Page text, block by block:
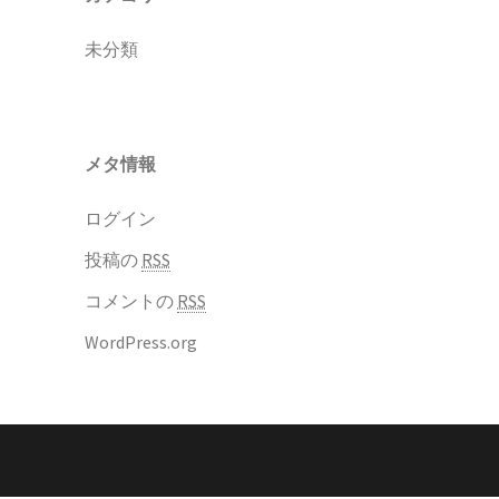
未分類
メタ情報
ログイン
投稿の RSS
コメントの RSS
WordPress.org